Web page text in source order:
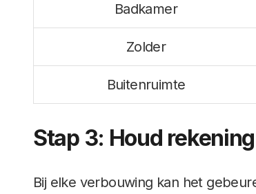
Badkamer
Zolder
Buitenruimte
Stap 3: Houd
Bij elke verbouwing kan het